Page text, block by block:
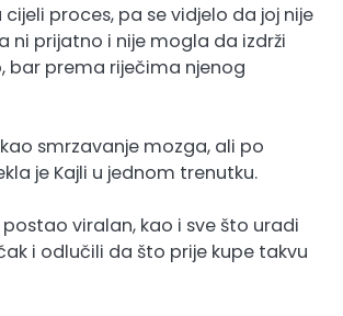
cijeli proces, pa se vidjelo da joj nije
ni prijatno i nije mogla da izdrži
bar prema riječima njenog
smrzavanje mozga, ali po
je Kajli u jednom trenutku.
viralan, kao i sve što uradi
i odlučili da što prije kupe takvu